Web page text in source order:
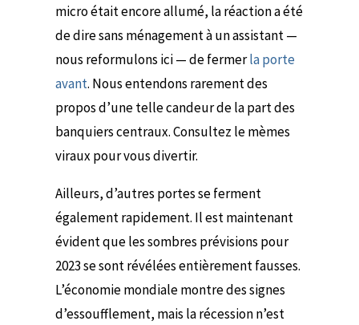
micro était encore allumé, la réaction a été
de dire sans ménagement à un assistant —
nous reformulons ici — de fermerla porte
avant. Nous entendons rarement des
propos d’une telle candeur de la part des
banquiers centraux. Consultez le mèmes
viraux pour vous divertir.
Ailleurs, d’autres portes se ferment
également rapidement. Il est maintenant
évident que les sombres prévisions pour
2023 se sont révélées entièrement fausses.
L’économie mondiale montre des signes
d’essoufflement, mais la récession n’est